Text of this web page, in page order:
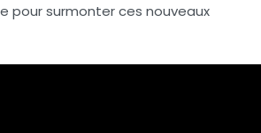
pour surmonter ces nouveaux